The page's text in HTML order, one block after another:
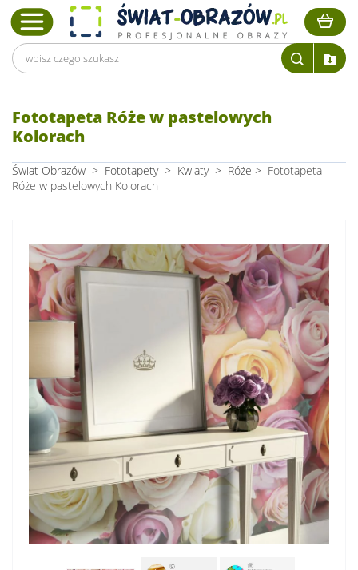
Fototapeta Róże w pastelowych
Kolorach
Świat Obrazów > Fototapety > Kwiaty > Róże > Fototapeta
Róże w pastelowych Kolorach